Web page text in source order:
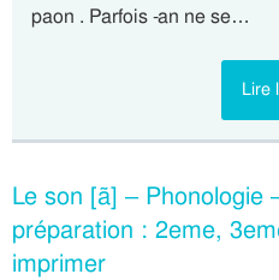
paon . Parfois -an ne se…
Lire
Le son [ã] – Phonologie
préparation : 2eme,
imprimer